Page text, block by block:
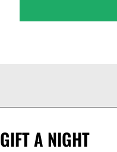
GIFT A NIGHT